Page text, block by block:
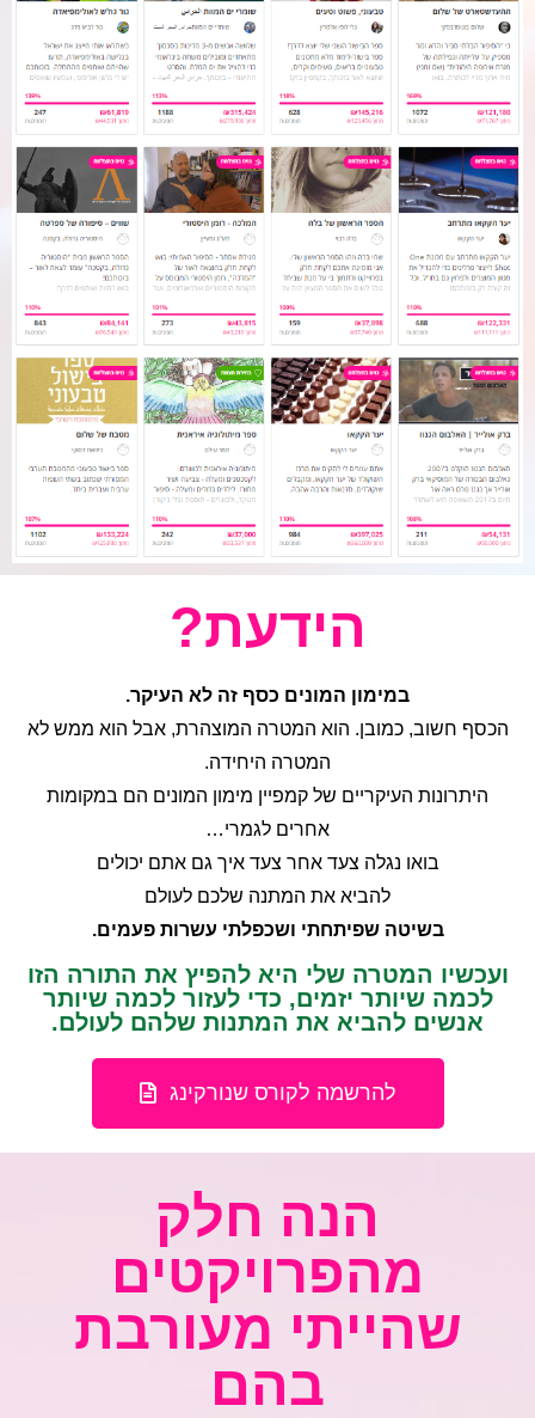
הידעת?
במימון המונים כסף זה לא העיקר.
הכסף חשוב, כמובן. הוא המטרה המוצהרת, אבל הוא ממש לא
המטרה היחידה.
היתרונות העיקריים של קמפיין מימון המונים הם במקומות
אחרים לגמרי…
בואו נגלה צעד אחר צעד איך גם אתם יכולים
להביא את המתנה שלכם לעולם
בשיטה שפיתחתי ושכפלתי עשרות פעמים.
ועכשיו המטרה שלי היא להפיץ את התורה הזו
לכמה שיותר יזמים, כדי לעזור לכמה שיותר
אנשים להביא את המתנות שלהם לעולם.
להרשמה לקורס שנורקינג
הנה חלק
מהפרויקטים
שהייתי מעורבת
בהם